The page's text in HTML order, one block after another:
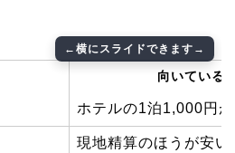
向いている
ホテルの1泊1,000円
現地精算のほうが安い